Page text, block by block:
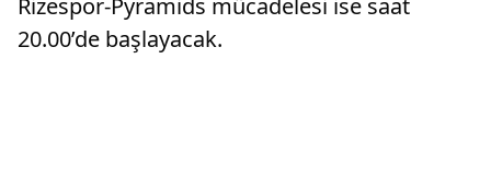
20.00’de başlayacak.